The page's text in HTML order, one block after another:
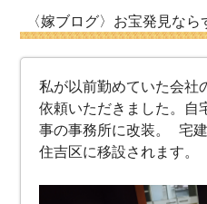
〈嫁ブログ〉お宝発見なら
私が以前勤めていた会社
依頼いただきました。自
事の事務所に改装。 宅
住吉区に移設されます。